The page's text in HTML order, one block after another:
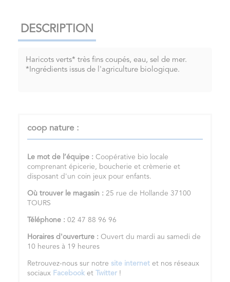
DESCRIPTION
Haricots verts* très fins coupés, eau, sel de mer.
*Ingrédients issus de l'agriculture biologique.
coop nature :
Le mot de l’équipe : Coopérative bio locale
comprenant épicerie, boucherie et crèmerie et
disposant d'un coin jeux pour enfants.
Où trouver le magasin : 25 rue de Hollande 37100
TOURS
Téléphone : 02 47 88 96 96
Horaires d'ouverture : Ouvert du mardi au samedi de
10 heures à 19 heures
Retrouvez-nous sur notre site internet et nos réseaux
sociaux Facebook et Twitter !